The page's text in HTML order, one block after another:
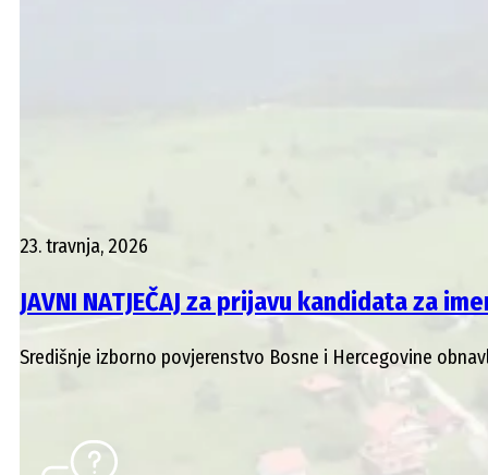
23. travnja, 2026
JAVNI NATJEČAJ za prijavu kandidata za
Središnje izborno povjerenstvo Bosne i Hercegovine